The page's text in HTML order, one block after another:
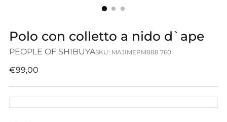
Polo con colletto a nido d`ape
PEOPLE OF SHIBUYASKU: MAJIMEPM888 760
Prezzo
€99,00